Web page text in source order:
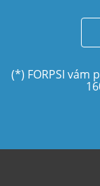
(*) FORPSI